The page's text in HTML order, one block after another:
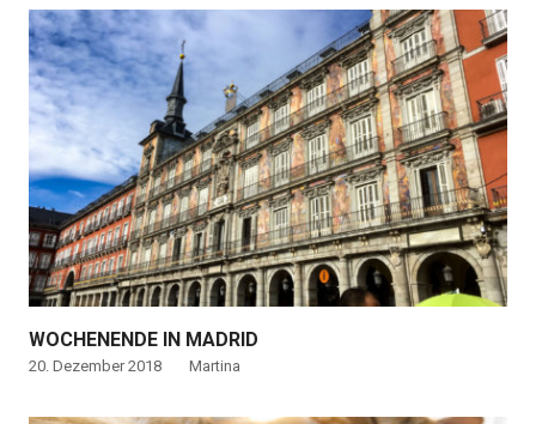
WOCHENENDE IN MADRID
20. Dezember 2018 Martina